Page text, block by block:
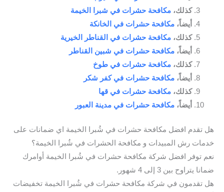
كذلك، مكافحة حشرات في شبرا الخيمة
أيضاً، مكافحة حشرات في الخانكة
كذلك، مكافحة حشرات في القناطر الخيرية
أيضاً، مكافحة حشرات في شبين القناطر
كذلك، مكافحة حشرات في طوخ
أيضاً، مكافحة حشرات في كفر شكر
كذلك، مكافحة حشرات في قها
أيضاً، مكافحة حشرات في مدينة العبور
هل تقدم افضل مكافحة حشرات في شُبرا الخيمة اي ضمانات على
خدمات رش المبيدات و مكافحة الحشرات في شُبرا الخيمة؟
نعم توفر افضل شركة مكافحة حشرات في شُبرا الخيمة أوامرك
ضمانا يتراوح بين 3 إلى 4 شهور.
هل تقدمون في شركة مكافحة حشرات في شُبرا الخيمة تخفيضات